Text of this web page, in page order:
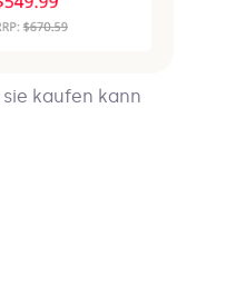
kaufen kann